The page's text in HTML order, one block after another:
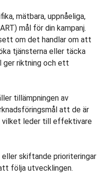
mätbara, uppnåeliga,
mål för din kampanj.
om det handlar om att
tjänsterna eller täcka
ger riktning och ett
tillämpningen av
att de är
vilket leder till effektivare
skiftande prioriteringar
följa utvecklingen.